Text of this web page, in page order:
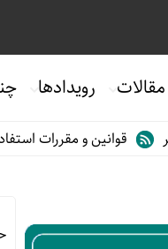
رویدادها
و مقررات استفاده از